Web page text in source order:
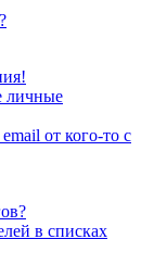
личные
от кого-то с
в списках